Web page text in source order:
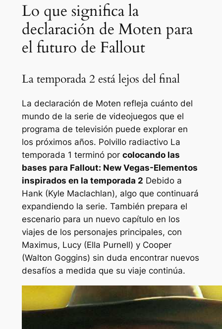
Lo que significa la
declaración de Moten para
el futuro de Fallout
La temporada 2 está lejos del final
La declaración de Moten refleja cuánto del
mundo de la serie de videojuegos que el
programa de televisión puede explorar en
los próximos años. Polvillo radiactivo La
temporada 1 terminó por colocando las
bases para Fallout: New Vegas-Elementos
inspirados en la temporada 2 Debido a
Hank (Kyle Maclachlan), algo que continuará
expandiendo la serie. También prepara el
escenario para un nuevo capítulo en los
viajes de los personajes principales, con
Maximus, Lucy (Ella Purnell) y Cooper
(Walton Goggins) sin duda encontrar nuevos
desafíos a medida que su viaje continúa.